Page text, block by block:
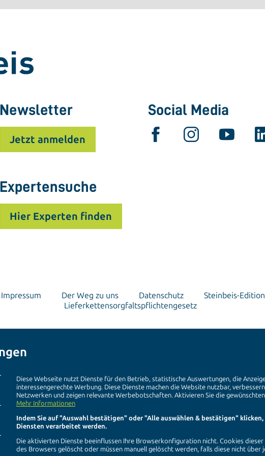
Newsletter
Jetzt anmelden
Expertensuche
Hier Experten finden
Social Media
Impressum Der Weg zu uns Datenschutz Steinbeis-Edition
Lieferkettensorgfaltspflichtengesetz